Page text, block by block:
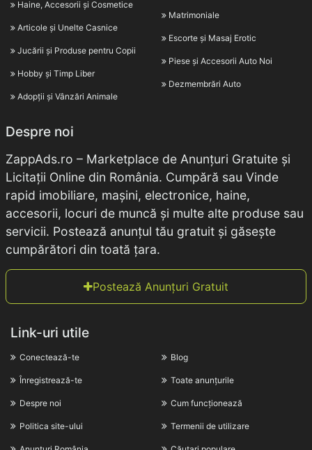
Haine, Accesorii și Cosmetice
Articole și Unelte Casnice
Jucării și Produse pentru Copii
Hobby și Timp Liber
Adopții și Vânzări Animale
Matrimoniale
Escorte și Masaj Erotic
Piese și Accesorii Auto Noi
Dezmembrări Auto
Despre noi
ZappAds.ro – Marketplace de Anunțuri Gratuite și
Licitații Online din România. Cumpără sau Vinde
rapid imobiliare, mașini, electronice, haine,
accesorii, locuri de muncă și multe alte produse sau
servicii. Postează anunțul tău gratuit și găsește
cumpărători din toată țara.
Postează Anunțuri Gratuit
Link-uri utile
Conectează-te
Înregistrează-te
Despre noi
Politica site-ului
Blog
Toate anunțurile
Cum funcționează
Termenii de utilizare